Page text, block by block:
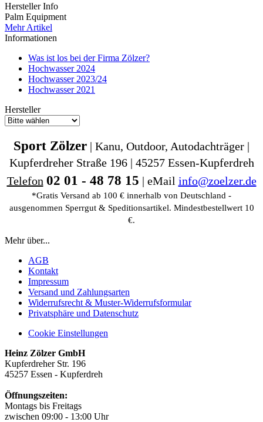
Hersteller Info
Palm Equipment
Mehr Artikel
Informationen
Was ist los bei der Firma Zölzer?
Hochwasser 2024
Hochwasser 2023/24
Hochwasser 2021
Hersteller
Sport Zölzer | Kanu, Outdoor, Autodachträger |
Kupferdreher Straße 196 | 45257 Essen-Kupferdreh
Telefon 02 01 - 48 78 15 | eMail info@zoelzer.de
*Gratis Versand ab 100 € innerhalb von Deutschland -
ausgenommen Sperrgut & Speditionsartikel. Mindestbestellwert 10
€.
Mehr über...
AGB
Kontakt
Impressum
Versand und Zahlungsarten
Widerrufsrecht & Muster-Widerrufsformular
Privatsphäre und Datenschutz
Cookie Einstellungen
Heinz Zölzer GmbH
Kupferdreher Str. 196
45257 Essen - Kupferdreh
Öffnungszeiten:
Montags bis Freitags
zwischen 09:00 - 13:00 Uhr